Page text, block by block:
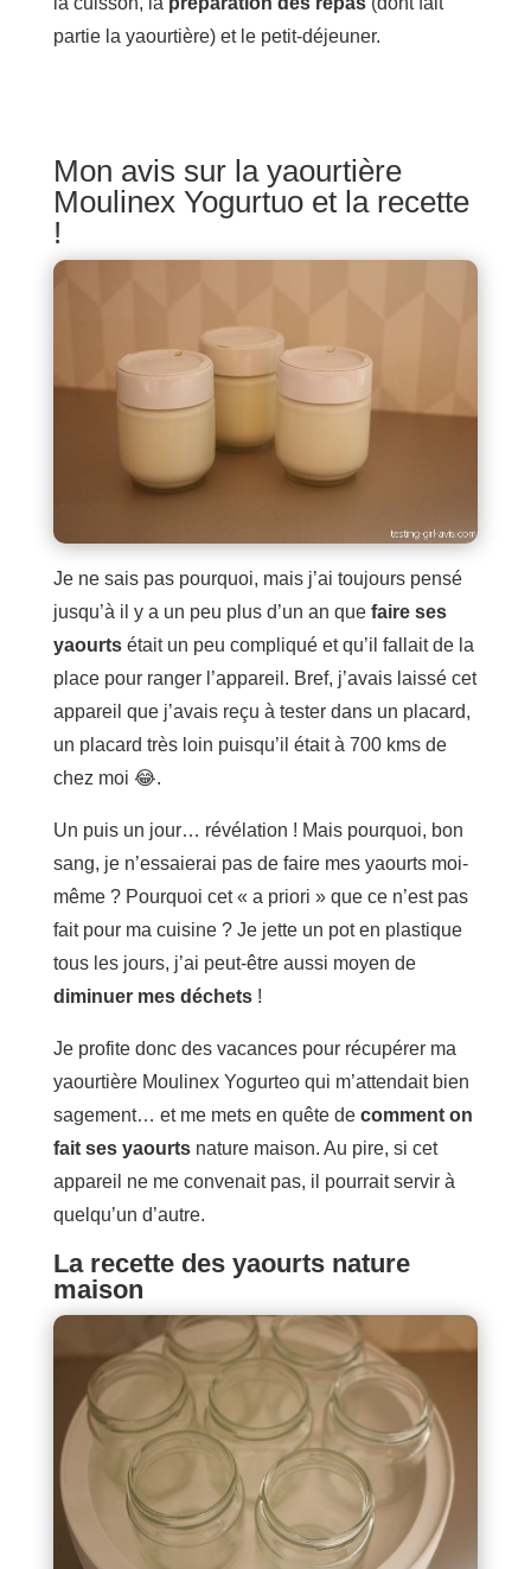
partie la yaourtière) et le petit-déjeuner.
Mon avis sur la yaourtière
Moulinex Yogurtuo et la recette
!
Je ne sais pas pourquoi, mais j’ai toujours pensé
jusqu’à il y a un peu plus d’un an que faire ses
yaourtsétait un peu compliqué et qu’il fallait de la
place pour ranger l’appareil. Bref, j’avais laissé cet
appareil que j’avais reçu à tester dans un placard,
un placard très loin puisqu’il était à 700 kms de
chez moi 😂.
Un puis un jour… révélation ! Mais pourquoi, bon
sang, je n’essaierai pas de faire mes yaourts moi-
même ? Pourquoi cet « a priori » que ce n’est pas
fait pour ma cuisine ? Je jette un pot en plastique
tous les jours, j’ai peut-être aussi moyen de
diminuer mes déchets!
Je profite donc des vacances pour récupérer ma
yaourtière Moulinex Yogurteo qui m’attendait bien
sagement… et me mets en quête de comment on
fait ses yaourtsnature maison. Au pire, si cet
appareil ne me convenait pas, il pourrait servir à
quelqu’un d’autre.
La recette des yaourts nature
maison